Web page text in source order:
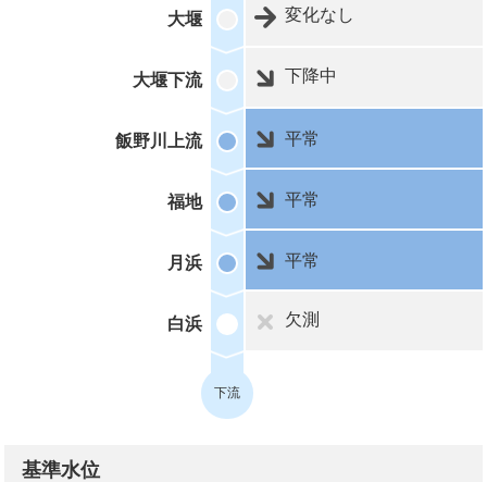
大堰 変化なし
大堰下流 下降中
飯野川上流 平常
福地 平常
月浜 平常
白浜 欠測
下流
基準水位